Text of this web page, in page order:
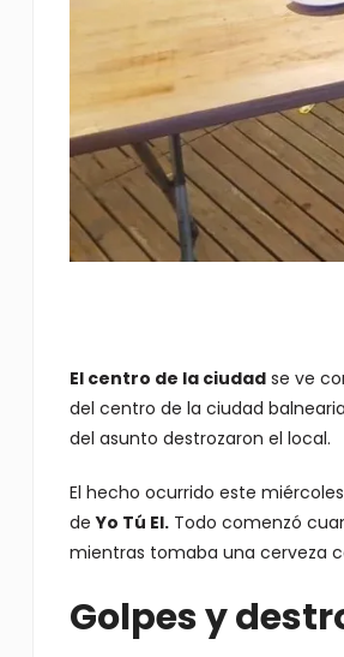
El centro de la ciudadse ve
del centro de la ciudad
del asunto destrozaron el local.
El hecho ocurrido este
deYo Tú El.Todo comenzó
mientras tomaba una cerveza
Golpes y